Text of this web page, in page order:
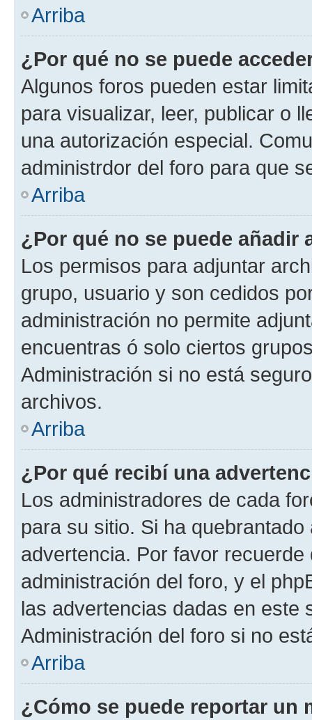
Arriba
¿Por qué no se puede
Algunos foros pueden estar
para visualizar, leer, publicar o
una autorización especial.
administrdor del foro para que
Arriba
¿Por qué no se puede añadir
Los permisos para adjuntar
grupo, usuario y son cedidos
administración no permite
encuentras ó solo ciertos
Administración si no está
archivos.
Arriba
¿Por qué recibí una
Los administradores de cada
para su sitio. Si ha
advertencia. Por favor
administración del foro, y el
las advertencias dadas en este
Administración del foro si no
Arriba
¿Cómo se puede reportar un